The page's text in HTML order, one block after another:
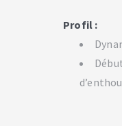
Profil :